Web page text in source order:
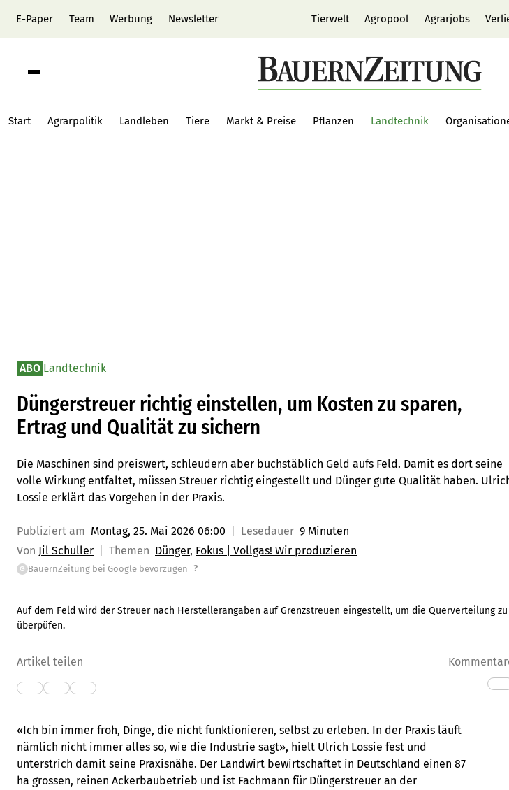
E-Paper Team Werbung Newsletter Tierwelt Agropool Agrarjobs
Start Agrarpolitik Landleben Tiere Markt & Preise Pflanzen Landtechnik
ABO Landtechnik
Düngerstreuer richtig einstellen, um Kosten zu sparen,
Ertrag und Qualität zu sichern
Die Maschinen sind preiswert, schleudern aber buchstäblich Geld aufs Feld. Damit es dort seine
volle Wirkung entfaltet, müssen Streuer richtig eingestellt und Dünger gute Qualität haben.
Lossie erklärt das Vorgehen in der Praxis.
Publiziert am Montag, 25. Mai 2026 06:00 Lesedauer 9 Minuten
Von Jil Schuller Themen Dünger Fokus | Vollgas! Wir produzieren
G BauernZeitung bei Google bevorzugen ?
Auf dem Feld wird der Streuer nach Herstellerangaben auf Grenzstreuen eingestellt, um die Querverteilung zu
überpüfen.
Artikel teilen
«Ich bin immer froh, Dinge, die nicht funktionieren, selbst zu erleben. In der Praxis läuft
nämlich nicht immer alles so, wie die Industrie sagt», hielt Ulrich Lossie fest und
unterstrich damit seine Praxisnähe. Der Landwirt bewirtschaftet in Deutschland einen 87
ha grossen, reinen Ackerbaubetrieb und ist Fachmann für Düngerstreuer an der